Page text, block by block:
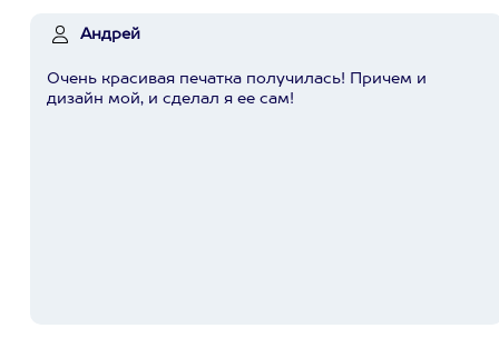
Андрей
Очень красивая печатка получилась! Причем и
дизайн мой, и сделал я ее сам!